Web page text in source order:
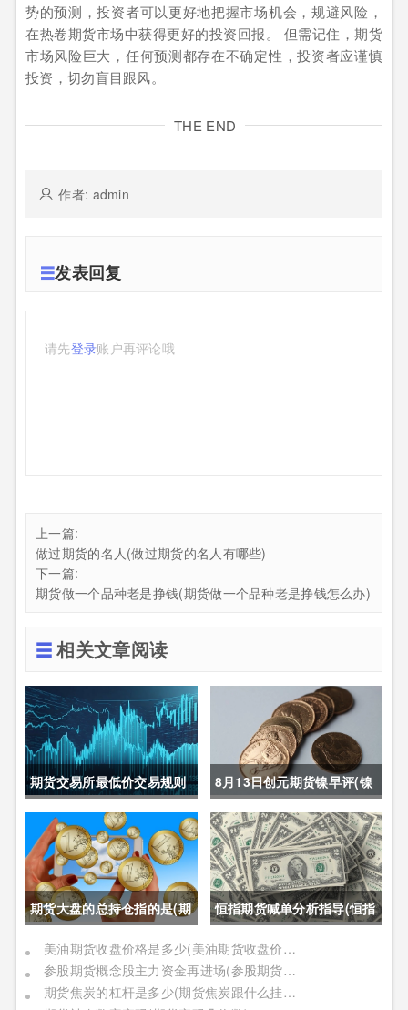
势的预测，投资者可以更好地把握市场机会，规避风险，
在热卷期货市场中获得更好的投资回报。 但需记住，期货
市场风险巨大，任何预测都存在不确定性，投资者应谨慎
投资，切勿盲目跟风。
THE END
作者: admin
发表回复
请先登录账户再评论哦
上一篇:
做过期货的名人(做过期货的名人有哪些)
下一篇:
期货做一个品种老是挣钱(期货做一个品种老是挣钱怎么办)
相关文章阅读
期货交易所最低价交易规则
(期货交易所最低价交易规则
是什么)
8月13日创元期货镍早评(镍
期货长期趋势)
期货大盘的总持仓指的是(期
货大盘的总持仓指的是什么)
恒指期货喊单分析指导(恒指
期货喊单直播室)
美油期货收盘价格是多少(美油期货收盘价格是多少钱)
参股期货概念股主力资金再进场(参股期货概念股主力资金再进场什么意思)
期货焦炭的杠杆是多少(期货焦炭跟什么挂钩)